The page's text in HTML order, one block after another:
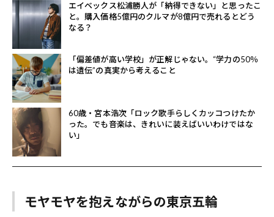
エイベックス松浦勝人が「納得できない」と思ったこ
と。購入価格5億円のクルマが8億円で売れるとどう
なる？
「偏差値が高い学校」が正解じゃない。“学力の50％
は遺伝”の真実から考えること
60歳・宮本浩次「ロック歌手らしくカッコつけたか
った。でも音楽は、きれいに装えばいいわけではな
い」
モヤモヤを抱えながらの東京五輪